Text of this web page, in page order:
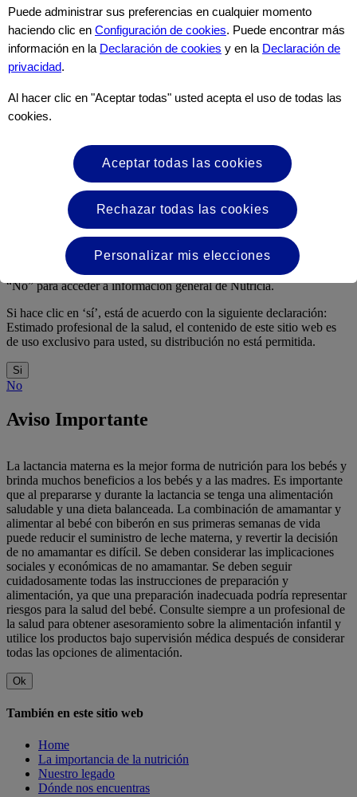
1. El sitio web de terceros al que está accediendo no es operado ni
controlado por Nutricia.
2. Nutricia no es responsable del contenido, servicios o productos
ofrecidos en el sitio web de terceros.
3. Cualquier transacción o interacción que usted tenga en el sitio
Continuar
Declaración de PCS
¿Es usted profesional al cuidado de la salud?
La información sobre los productos de esta sección especializada
está dirigida exclusivamente a profesionales de la salud, ya que estos
productos deben utilizarse bajo la supervisión de un profesional de
la salud. Haga clic en “Sí” si es un profesional de la salud, o en
“No” para acceder a información general de Nutricia.
Si hace clic en ‘sí’, está de acuerdo con la siguiente declaración:
Estimado profesional de la salud, el contenido de este sitio web es
de uso exclusivo para usted, su distribución no está permitida.
Si
No
Aviso Importante
La lactancia materna es la mejor forma de nutrición para los bebés y
brinda muchos beneficios a los bebés y a las madres. Es importante
que al prepararse y durante la lactancia se tenga una alimentación
saludable y una dieta balanceada. La combinación de amamantar y
alimentar al bebé con biberón en sus primeras semanas de vida
puede reducir el suministro de leche materna, y revertir la decisión
de no amamantar es difícil. Se deben considerar las implicaciones
sociales y económicas de no amamantar. Se deben seguir
cuidadosamente todas las instrucciones de preparación y
alimentación, ya que una preparación inadecuada podría representar
riesgos para la salud del bebé. Consulte siempre a un profesional de
la salud para obtener asesoramiento sobre la alimentación infantil y
utilice los productos bajo supervisión médica después de considerar
todas las opciones de alimentación.
Ok
También en este sitio web
Home
La importancia de la nutrición
Nuestro legado
Dónde nos encuentras
Puede administrar sus preferencias en cualquier momento
haciendo clic en Configuración de cookies. Puede encontrar más
información en la Declaración de cookies y en la Declaración de
privacidad.
Al hacer clic en "Aceptar todas" usted acepta el uso de todas las
cookies.
Aceptar todas las cookies
Rechazar todas las cookies
Personalizar mis elecciones